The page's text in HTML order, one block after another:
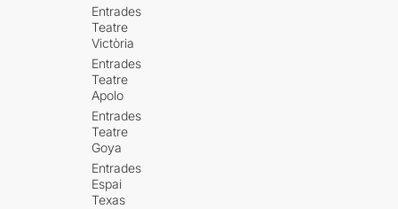
Entrades
Teatre
Victòria
Entrades
Teatre
Apolo
Entrades
Teatre
Goya
Entrades
Espai
Texas